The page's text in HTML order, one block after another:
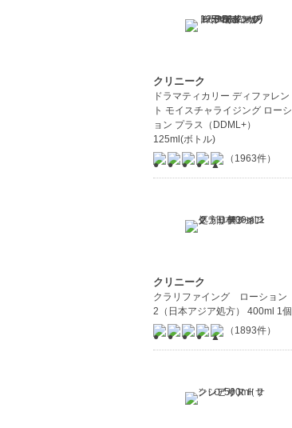
クリニーク
ドラマティカリー ディファレン
ト モイスチャライジング ローシ
ョン プラス（DDML+）
125ml(ボトル)
（1963件）
クリニーク
クラリファイング ローション
2（日本アジア処方） 400ml 1個
（1893件）